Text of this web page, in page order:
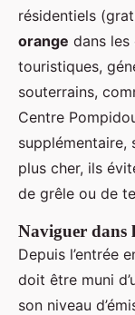
résidentiels
orange dans les
touristiques,
souterrains,
Centre
supplémentaire,
plus cher, ils
de grêle ou de
Naviguer dans
Depuis l’entrée
doit être muni
son niveau